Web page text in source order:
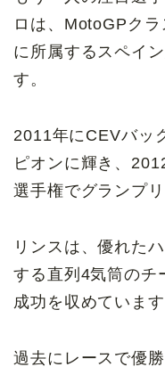
ロは、MotoGPク
に所属するスペイ
す。
2011年にCEVバッ
ピオンに輝き、
選手権でグランプ
リンスは、優れた
する直列4気筒の
成功を収めています
過去にレースで優